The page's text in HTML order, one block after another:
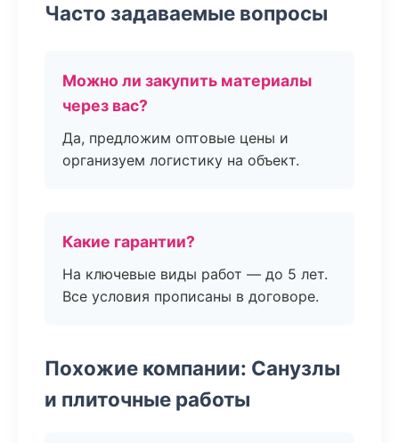
Часто задаваемые вопросы
Можно ли закупить материалы
через вас?
Да, предложим оптовые цены и
организуем логистику на объект.
Какие гарантии?
На ключевые виды работ — до 5 лет.
Все условия прописаны в договоре.
Похожие компании: Санузлы
и плиточные работы